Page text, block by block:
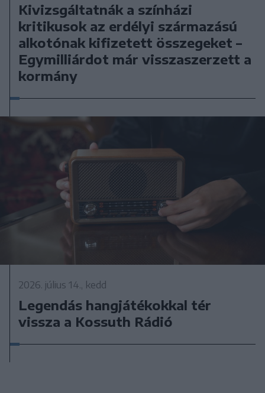
Kivizsgáltatnák a színházi
kritikusok az erdélyi származású
alkotónak kifizetett összegeket –
Egymilliárdot már visszaszerzett a
kormány
2026. július 14., kedd
Legendás hangjátékokkal tér
vissza a Kossuth Rádió